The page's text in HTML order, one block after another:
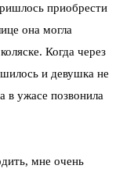
приобрести
она могла
Когда через
и девушка не
в ужасе позвонила
мне очень